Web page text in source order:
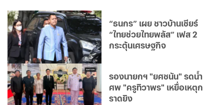
“ธนกร” เผย ชาวบ้านเชียร์
“ไทยช่วยไทยพลัส” เฟส 2
กระตุ้นเศรษฐกิจ
รองนายกฯ "ยศชนัน" รดน้ำ
ศพ "ครูทิวาพร" เหยื่อเหตุก
ราดยิง